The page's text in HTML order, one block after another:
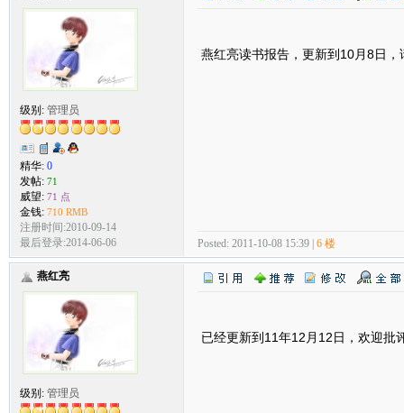
级别: 管理员
精华: 0
发帖: 71
威望: 71 点
金钱: 710 RMB
注册时间:2010-09-14
最后登录:2014-06-06
燕红亮读书报告，更新到10月8日，
Posted: 2011-10-08 15:39 | 6 楼
燕红亮
级别: 管理员
已经更新到11年12月12日，欢迎批